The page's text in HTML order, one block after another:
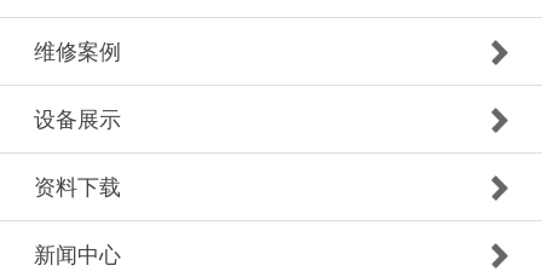
维修案例
设备展示
资料下载
新闻中心